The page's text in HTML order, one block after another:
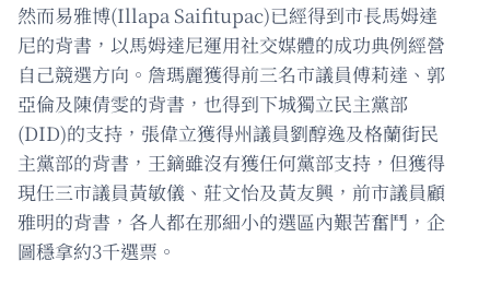
然而易雅博(Illapa Saifitupac)已經得到市長馬姆達
尼的背書，以馬姆達尼運用社交媒體的成功典例經營
自己競選方向。詹瑪麗獲得前三名市議員傅莉達、郭
亞倫及陳倩雯的背書，也得到下城獨立民主黨部
(DID)的支持，張偉立獲得州議員劉醇逸及格蘭街民
主黨部的背書，王鏑雖沒有獲任何黨部支持，但獲得
現任三市議員黃敏儀、莊文怡及黃友興，前市議員顧
雅明的背書，各人都在那細小的選區內艱苦奮鬥，企
圖穩拿約3千選票。